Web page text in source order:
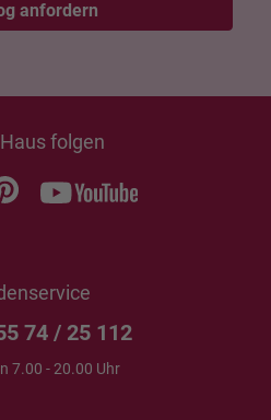
anfordern
folgen
74 / 25 112
7.00 - 20.00 Uhr